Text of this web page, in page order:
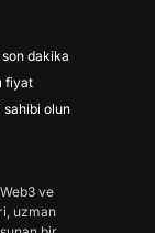
dakika
fiyat
olun
ve
uzman